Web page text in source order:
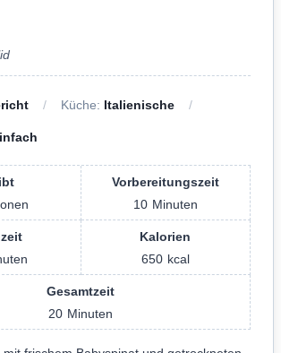
Küche: Italienische
Vorbereitungszeit
10 Minuten
Kalorien
650 kcal
Gesamtzeit
20 Minuten